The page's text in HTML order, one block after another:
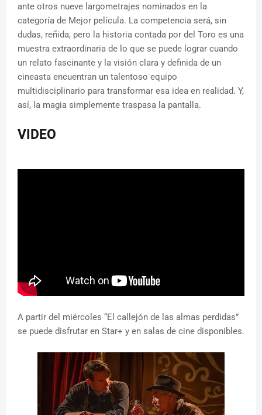
ante otros nueve largometrajes nominados en la
categoría de Mejor película. La competencia será, sin
dudas, reñida, pero la historia contada por del Toro es una
muestra extraordinaria de lo que se puede lograr cuando
un relato fascinante y la visión clara y definida de un
cineasta encuentran un talentoso equipo
multidisciplinario para transformar esa idea en realidad. Y,
así, la magia simplemente traspasa la pantalla.
VIDEO
A partir del miércoles “El callejón de las almas perdidas”
se puede disfrutar en Star+ y en salas de cine disponibles.